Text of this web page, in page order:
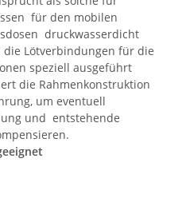
für den mobilen
druckwasserdicht
die Lötverbindungen für die
speziell ausgeführt
die Rahmenkonstruktion
um eventuell
und entstehende